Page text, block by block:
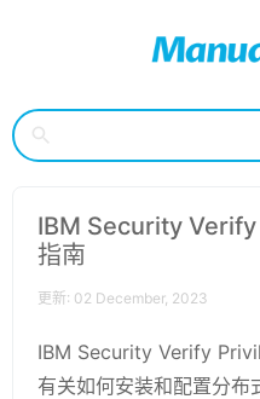
IBM Security
指南
更新: 02 December, 2023
IBM Security Verify
有关如何安装和配置分布